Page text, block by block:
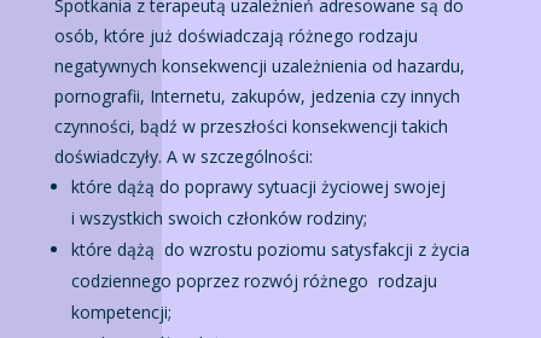
Spotkania z terapeutą uzależnień adresowane są do
osób, które już doświadczają różnego rodzaju
negatywnych konsekwencji uzależnienia od hazardu,
pornografii, Internetu, zakupów, jedzenia czy innych
czynności, bądź w przeszłości konsekwencji takich
doświadczyły. A w szczególności:
które dążą do poprawy sytuacji życiowej swojej
i wszystkich swoich członków rodziny;
które dążą do wzrostu poziomu satysfakcji z życia
codziennego poprzez rozwój różnego rodzaju
kompetencji;